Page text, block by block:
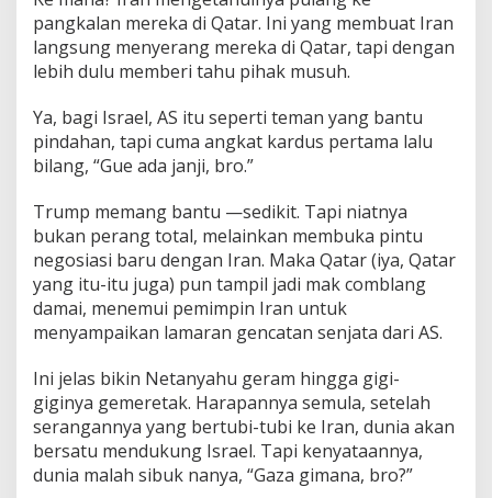
pangkalan mereka di Qatar. Ini yang membuat Iran
langsung menyerang mereka di Qatar, tapi dengan
lebih dulu memberi tahu pihak musuh.
Ya, bagi Israel, AS itu seperti teman yang bantu
pindahan, tapi cuma angkat kardus pertama lalu
bilang, “Gue ada janji, bro.”
Trump memang bantu —sedikit. Tapi niatnya
bukan perang total, melainkan membuka pintu
negosiasi baru dengan Iran. Maka Qatar (iya, Qatar
yang itu-itu juga) pun tampil jadi mak comblang
damai, menemui pemimpin Iran untuk
menyampaikan lamaran gencatan senjata dari AS.
Ini jelas bikin Netanyahu geram hingga gigi-
giginya gemeretak. Harapannya semula, setelah
serangannya yang bertubi-tubi ke Iran, dunia akan
bersatu mendukung Israel. Tapi kenyataannya,
dunia malah sibuk nanya, “Gaza gimana, bro?”